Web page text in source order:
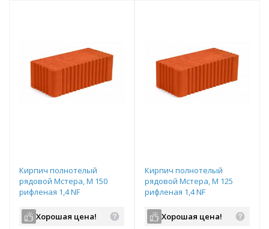
Кирпич полнотелый
рядовой Мстера, М 150
рифленая 1,4 NF
Хорошая цена!
Кирпич полнотелый
рядовой Мстера, М 125
рифленая 1,4 NF
Хорошая цена!